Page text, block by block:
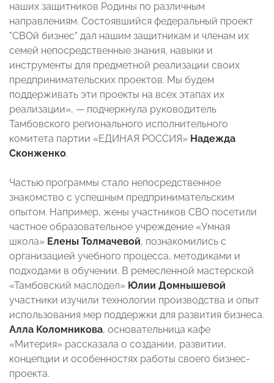
наших защитников Родины по различным
направлениям. Состоявшийся федеральный проект
"СВОй бизнес" дал нашим защитникам и членам их
семей непосредственные знания, навыки и
инструменты для предметной реализации своих
предпринимательских проектов. Мы будем
поддерживать эти проекты на всех этапах их
реализации», — подчеркнула руководитель
Тамбовского регионального исполнительного
комитета партии «ЕДИНАЯ РОССИЯ» Надежда
Сконженко.
Частью программы стало непосредственное
знакомство с успешным предпринимательским
опытом. Например, жены участников СВО посетили
частное образовательное учреждение «Умная
школа» Елены Толмачевой, познакомились с
организацией учебного процесса, методиками и
подходами в обучении. В ремесленной мастерской
«Тамбовский маслодел» Юлии Домнышевой
участники изучили технологии производства и опыт
использования мер поддержки для развития бизнеса.
Алла Коломникова, основательница кафе
«Митерия» рассказала о создании, развитии,
концепции и особенностях работы своего бизнес-
проекта.